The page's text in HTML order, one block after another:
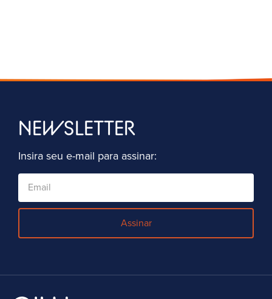
NEWSLETTER
Insira seu e-mail para assinar:
Assinar